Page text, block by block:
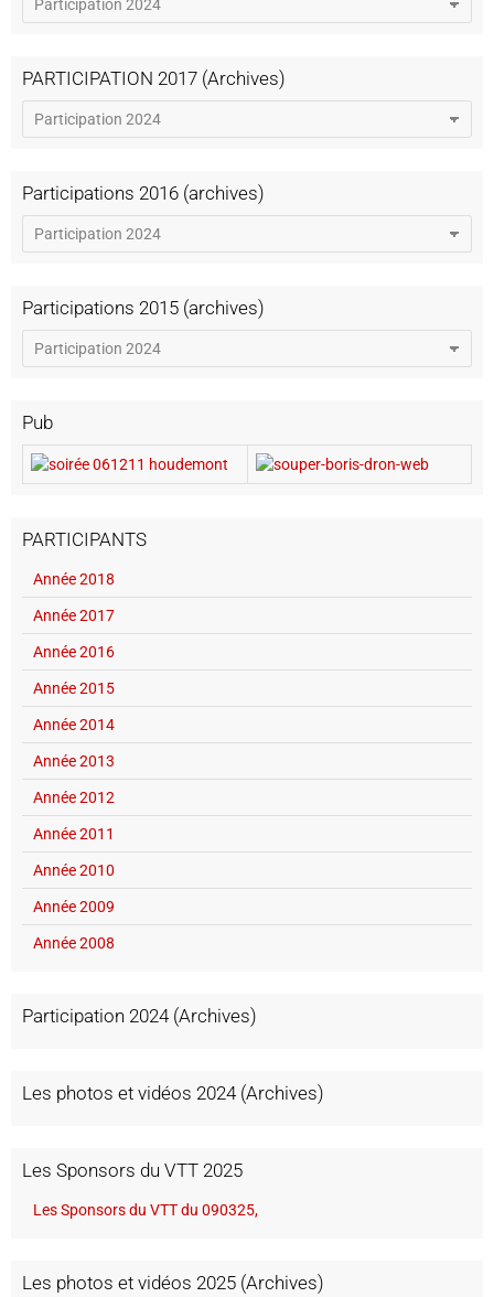
PARTICIPATION 2017 (Archives)
Participations 2016 (archives)
Participations 2015 (archives)
Pub
PARTICIPANTS
Année 2018
Année 2017
Année 2016
Année 2015
Année 2014
Année 2013
Année 2012
Année 2011
Année 2010
Année 2009
Année 2008
Participation 2024 (Archives)
Les photos et vidéos 2024 (Archives)
Les Sponsors du VTT 2025
Les Sponsors du VTT du 090325,
Les photos et vidéos 2025 (Archives)